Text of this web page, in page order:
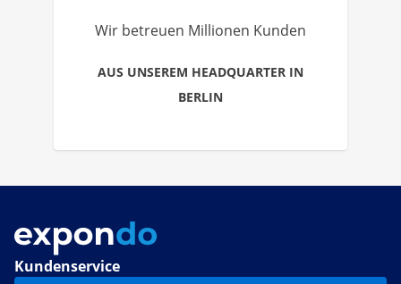
Wir betreuen Millionen Kunden
AUS UNSEREM HEADQUARTER IN
BERLIN
Kundenservice